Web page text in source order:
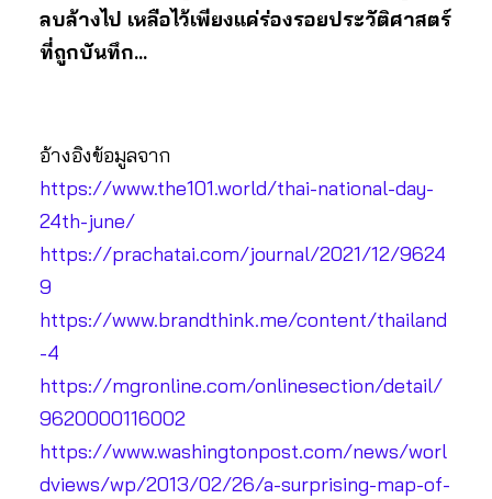
ลบล้างไป เหลือไว้เพียงแค่ร่องรอยประวัติศาสตร์
ที่ถูกบันทึก…
อ้างอิงข้อมูลจาก
https://www.the101.world/thai-national-day-
24th-june/
https://prachatai.com/journal/2021/12/9624
9
https://www.brandthink.me/content/thailand
-4
https://mgronline.com/onlinesection/detail/
9620000116002
https://www.washingtonpost.com/news/worl
dviews/wp/2013/02/26/a-surprising-map-of-